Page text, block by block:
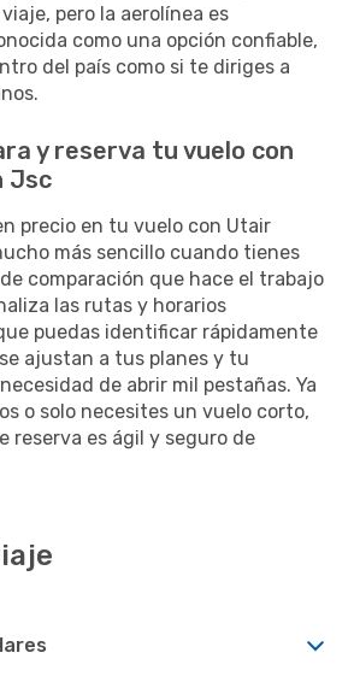
pero la aerolínea es
como una opción confiable,
del país como si te diriges a
y reserva tu vuelo con
Jsc
precio en tu vuelo con Utair
más sencillo cuando tienes
comparación que hace el trabajo
las rutas y horarios
puedas identificar rápidamente
ajustan a tus planes y tu
de abrir mil pestañas. Ya
o solo necesites un vuelo corto,
reserva es ágil y seguro de